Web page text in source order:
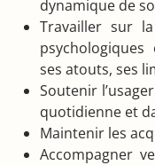
dynamique de
Travailler sur
ses atouts, ses
Soutenir
quotidienne et
Maintenir les
Accompagner